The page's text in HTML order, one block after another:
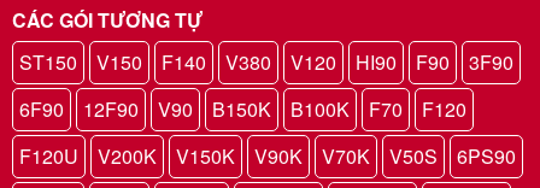
CÁC GÓI TƯƠNG TỰ
ST150
V150 F140 V380 V120 HI90 F90
3F90
6F90
12F90 V90 B150K B100K F70
F120
F120U
V200K V150K V90K V70K V50S
6PS90